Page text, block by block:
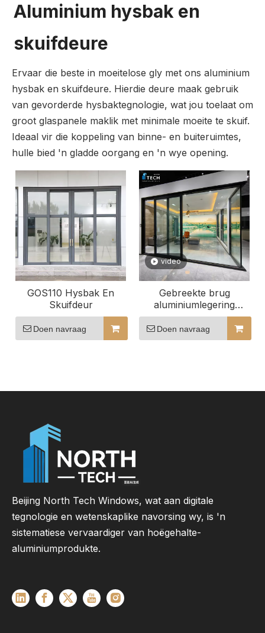
Aluminium hysbak en
skuifdeure
Ervaar die beste in moeitelose gly met ons aluminium
hysbak en skuifdeure. Hierdie deure maak gebruik
van gevorderde hysbaktegnologie, wat jou toelaat om
groot glaspanele maklik met minimale moeite te skuif.
Ideaal vir die koppeling van binne- en buiteruimtes,
hulle bied 'n gladde oorgang en 'n wye opening.
GOS110 Hysbak En
Skuifdeur
Doen navraag
video
Gebreekte brug
aluminiumlegering
hysbak en skuifdeur
Glasdeur patiodeur
Doen navraag
Beijing North Tech Windows, wat aan digitale
tegnologie en wetenskaplike navorsing wy, is 'n
sistematiese vervaardiger van hoëgehalte-
aluminiumprodukte.